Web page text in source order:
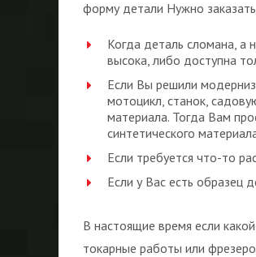
форму детали Нужно
Когда деталь сломана, а
высока, либо доступна
Если Вы решили
мотоцикл, станок,
материала. Тогда Вам
синтетического
Если требуется что-то
Если у Вас есть образец
В настоящие время если
токарные работы или